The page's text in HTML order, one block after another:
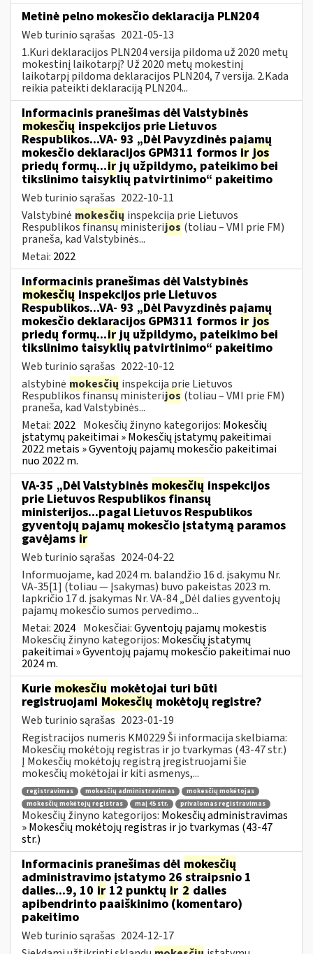
Metinė pelno mokesčio deklaracija PLN204
Web turinio sąrašas 2021-05-13
1.Kuri deklaracijos PLN204 versija pildoma už 2020 metų
mokestinį laikotarpį? Už 2020 metų mokestinį
laikotarpį pildoma deklaracijos PLN204, 7 versija. 2.Kada
reikia pateikti deklaraciją PLN204...
Informacinis pranešimas dėl Valstybinės
mokesčių inspekcijos prie Lietuvos
Respublikos...VA- 93 „Dėl Pavyzdinės pajamų
mokesčio deklaracijos GPM311 formos ir jos
priedų formų...irjų užpildymo, pateikimo bei
tikslinimo taisyklių patvirtinimo“ pakeitimo
Web turinio sąrašas 2022-10-11
Valstybinė mokesčių inspekcija prie Lietuvos
Respublikos finansų ministerijos (toliau – VMI prie FM)
praneša, kad Valstybinės...
Metai: 2022
Informacinis pranešimas dėl Valstybinės
mokesčių inspekcijos prie Lietuvos
Respublikos...VA- 93 „Dėl Pavyzdinės pajamų
mokesčio deklaracijos GPM311 formos ir jos
priedų formų...irjų užpildymo, pateikimo bei
tikslinimo taisyklių patvirtinimo“ pakeitimo
Web turinio sąrašas 2022-10-12
alstybinė mokesčių inspekcija prie Lietuvos
Respublikos finansų ministerijos (toliau – VMI prie FM)
praneša, kad Valstybinės...
Metai: 2022 Mokesčių žinyno kategorijos: Mokesčių
įstatymų pakeitimai » Mokesčių įstatymų pakeitimai
2022 metais » Gyventojų pajamų mokesčio pakeitimai
nuo 2022 m.
VA-35 „Dėl Valstybinės mokesčių inspekcijos
prie Lietuvos Respublikos finansų
ministerijos...pagal Lietuvos Respublikos
gyventojų pajamų mokesčio įstatymą paramos
gavėjams ir
Web turinio sąrašas 2024-04-22
Informuojame, kad 2024 m. balandžio 16 d. įsakymu Nr.
VA-35[1] (toliau — Įsakymas) buvo pakeistas 2023 m.
lapkričio 17 d. įsakymas Nr. VA-84 „Dėl dalies gyventojų
pajamų mokesčio sumos pervedimo...
Metai: 2024 Mokesčiai:Gyventojų pajamų mokestis
Mokesčių žinyno kategorijos: Mokesčių įstatymų
pakeitimai » Gyventojų pajamų mokesčio pakeitimai nuo
2024 m.
Kurie mokesčių mokėtojai turi būti
registruojamiMokesčių mokėtojų registre?
Web turinio sąrašas 2023-01-19
Registracijos numeris KM0229 Ši informacija skelbiama:
Mokesčių mokėtojų registras ir jo tvarkymas (43-47 str.)
Į Mokesčių mokėtojų registrą įregistruojami šie
mokesčių mokėtojai ir kiti asmenys,...
registravimas mokesčių administravimas
mokesčių mokėtojas
mokesčių mokėtojų registras
maį 45 str. privalomas registravimas
Mokesčių žinyno kategorijos: Mokesčių administravimas
» Mokesčių mokėtojų registras ir jo tvarkymas (43-47
str.)
Informacinis pranešimas dėl mokesčių
administravimo įstatymo 26 straipsnio 1
dalies...9, 10 ir 12 punktų ir 2 dalies
apibendrinto paaiškinimo (komentaro)
pakeitimo
Web turinio sąrašas 2024-12-17